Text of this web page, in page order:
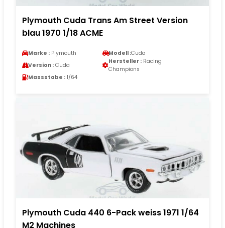
Plymouth Cuda Trans Am Street Version
blau 1970 1/18 ACME
Marke : Plymouth Modell :Cuda
Version : Cuda
Hersteller : Racing
Champions
Massstabe : 1/64
Plymouth Cuda 440 6-Pack weiss 1971 1/64
M2 Machines